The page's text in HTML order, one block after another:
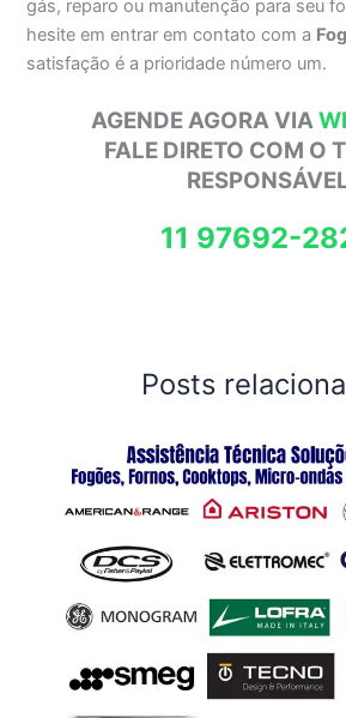
gás, reparo ou manutenção para seu
hesite em entrar em contato com a
satisfação é a prioridade número um.
AGENDE AGORA VIA
FALE DIRETO COM O
11 97692-
Posts